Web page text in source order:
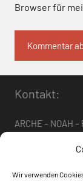
Wir verwenden
Browser für
Kontakt:
ARCHE – NOAH
arche-noah-